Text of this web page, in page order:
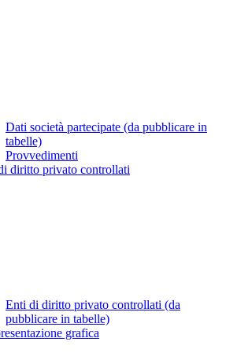
Dati società partecipate (da pubblicare in
tabelle)
Provvedimenti
diritto privato controllati
Enti di diritto privato controllati (da
pubblicare in tabelle)
grafica